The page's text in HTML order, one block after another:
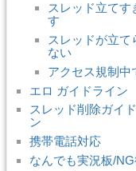
スレッド立てす
す
スレッドが立て
ない
アクセス規制中
エロ ガイドライン
スレッド削除ガイ
ン
携帯電話対応
なんでも実況板/